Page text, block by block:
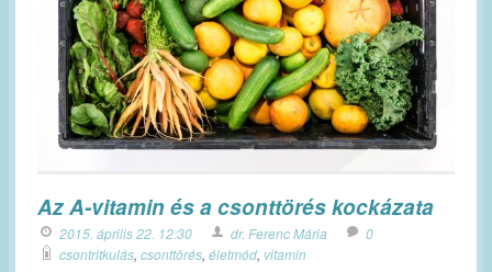
Az A-vitamin és a csonttörés kockázata
2015. április 22. 12:30 dr. Ferenc Mária
0
csontritkulás, csonttörés, életmód, vitamin